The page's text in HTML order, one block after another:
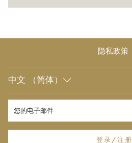
隐私政策
中文 （简体）
登录/注册